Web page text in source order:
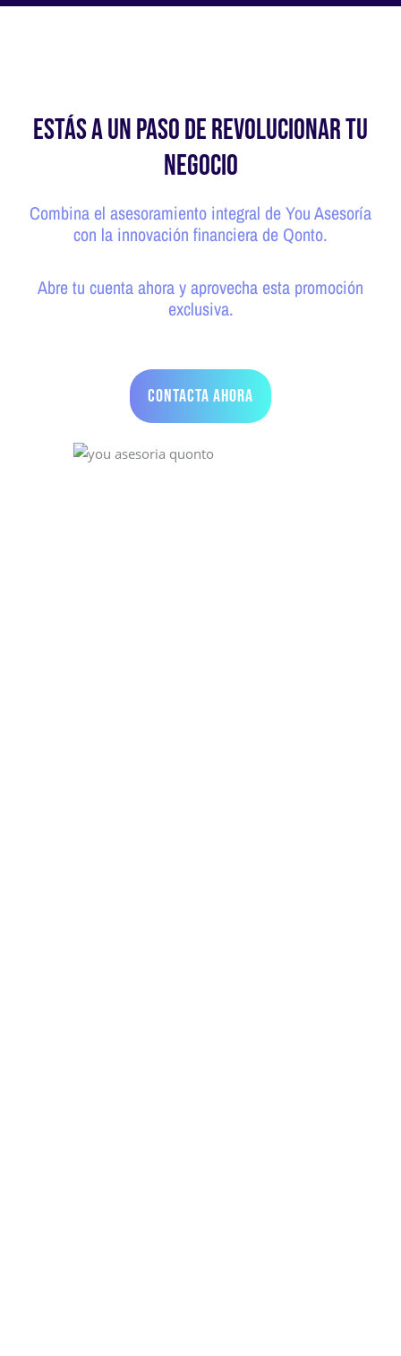
ESTÁS A UN PASO DE REVOLUCIONAR TU
NEGOCIO
Combina el asesoramiento integral de You Asesoría
con la innovación financiera de Qonto.
Abre tu cuenta ahora y aprovecha esta promoción
exclusiva.
contacta ahora